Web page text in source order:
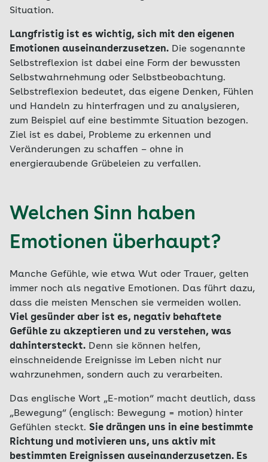
Situation.
Langfristig ist es wichtig, sich mit den eigenen
Emotionen auseinanderzusetzen. Die sogenannte
Selbstreflexion ist dabei eine Form der bewussten
Selbstwahrnehmung oder Selbstbeobachtung.
Selbstreflexion bedeutet, das eigene Denken, Fühlen
und Handeln zu hinterfragen und zu analysieren,
zum Beispiel auf eine bestimmte Situation bezogen.
Ziel ist es dabei, Probleme zu erkennen und
Veränderungen zu schaffen – ohne in
energieraubende Grübeleien zu verfallen.
Welchen Sinn haben
Emotionen überhaupt?
Manche Gefühle, wie etwa Wut oder Trauer, gelten
immer noch als negative Emotionen. Das führt dazu,
dass die meisten Menschen sie vermeiden wollen.
Viel gesünder aber ist es, negativ behaftete
Gefühle zu akzeptieren und zu verstehen, was
dahintersteckt. Denn sie können helfen,
einschneidende Ereignisse im Leben nicht nur
wahrzunehmen, sondern auch zu verarbeiten.
Das englische Wort „E-motion“ macht deutlich, dass
„Bewegung“ (englisch: Bewegung = motion) hinter
Gefühlen steckt. Sie drängen uns in eine bestimmte
Richtung und motivieren uns, uns aktiv mit
bestimmten Ereignissen auseinanderzusetzen. Es